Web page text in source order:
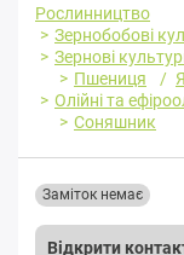
Рослинництво
Зернобобові
Зернові
Пшениця
Олійні та
Соняшник
Відкрити
Заміток немає